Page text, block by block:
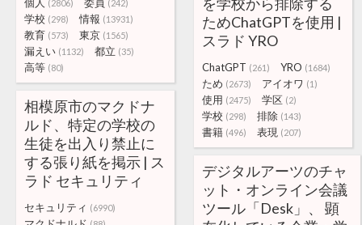
(2806) (242)
学校 (298) 情報 (13931)
教育 (573) 東京 (1565)
漏えい (1132) 都立 (35)
高等 (80)
ためChatGPTを使用 |
スラド YRO
ChatGPT (261) YRO (1684)
ため (2673) アイオワ (1)
使用 (2475) 学区 (2)
学校 (298) 排除 (143)
書籍 (496) 表現 (207)
相模原市のマクドナ
ルド、特定の学校の
生徒を出入り禁止に
する張り紙を掲示 | ス
ラド セキュリティ
セキュリティ (6990)
デジタルアーツのチャ
ット・オンライン会議
ツール「Desk」、 顕